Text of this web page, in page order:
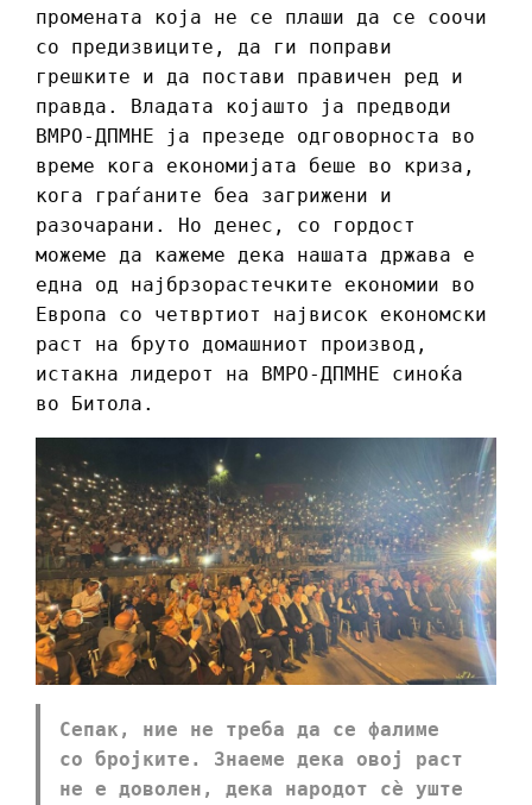
промената која не се плаши да се соочи
со предизвиците, да ги поправи
грешките и да постави правичен ред и
правда. Владата којашто ја предводи
ВМРО-ДПМНЕ ја презеде одговорноста во
време кога економијата беше во криза,
кога граѓаните беа загрижени и
разочарани. Но денес, со гордост
можеме да кажеме дека нашата држава е
една од најбрзорастечките економии во
Европа со четвртиот највисок економски
раст на бруто домашниот производ,
истакна лидерот на ВМРО-ДПМНЕ синоќа
во Битола.
Сепак, ние не треба да се фалиме
со бројките. Знаеме дека овој раст
не е доволен, дека народот сè уште